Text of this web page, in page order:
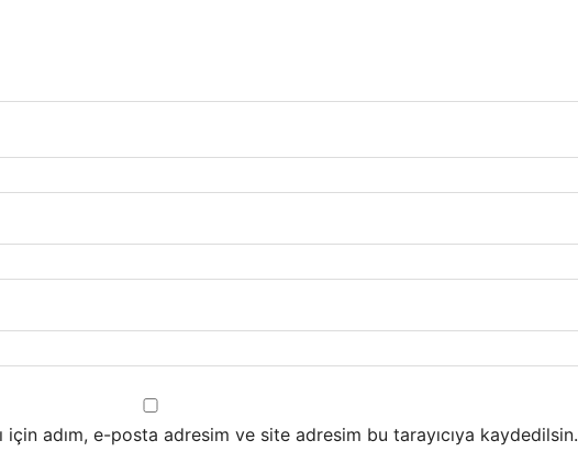
için adım, e-posta adresim ve site adresim bu tarayıcıya kaydedilsin.